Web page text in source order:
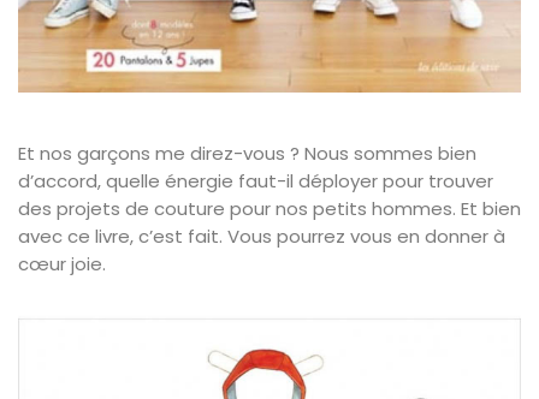
Et nos garçons me direz-vous ? Nous sommes bien
d’accord, quelle énergie faut-il déployer pour trouver
des projets de couture pour nos petits hommes. Et bien
avec ce livre, c’est fait. Vous pourrez vous en donner à
cœur joie.